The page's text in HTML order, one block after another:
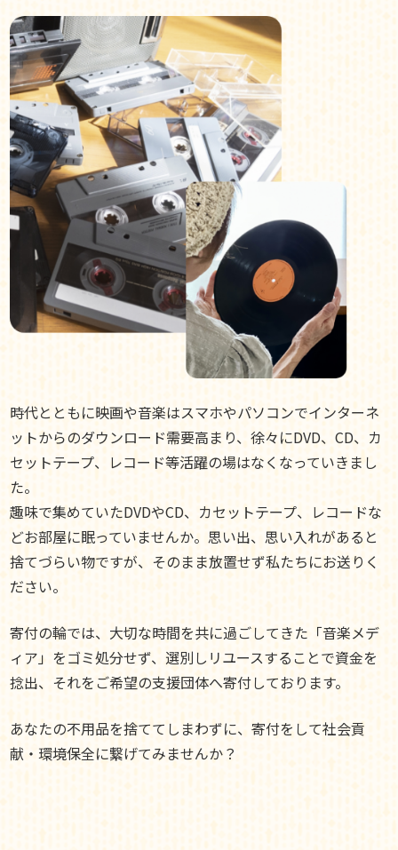
時代とともに映画や音楽はスマホやパソコンでインターネ
ットからのダウンロード需要高まり、徐々にDVD、CD、カ
セットテープ、レコード等活躍の場はなくなっていきまし
た。
趣味で集めていたDVDやCD、カセットテープ、レコードな
どお部屋に眠っていませんか。思い出、思い入れがあると
捨てづらい物ですが、そのまま放置せず私たちにお送りく
ださい。
寄付の輪では、大切な時間を共に過ごしてきた「音楽メデ
ィア」をゴミ処分せず、選別しリユースすることで資金を
捻出、それをご希望の支援団体へ寄付しております。
あなたの不用品を捨ててしまわずに、寄付をして社会貢
献・環境保全に繋げてみませんか？